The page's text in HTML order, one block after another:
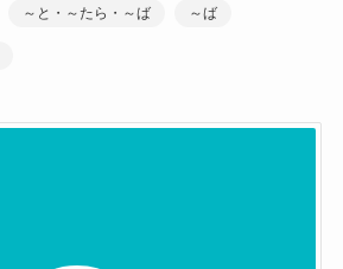
～と・～たら・～ば ～ば